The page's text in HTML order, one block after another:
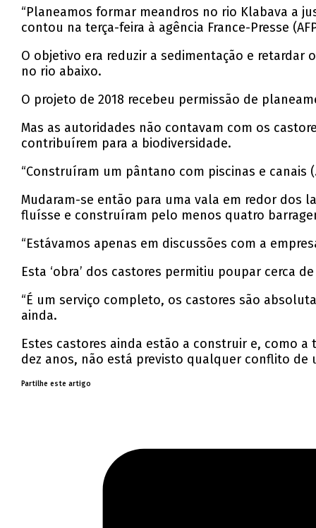
“Planeamos formar meandros no rio Klabava a
contou na terça-feira à agência France-Presse
O objetivo era reduzir a sedimentação e
no rio abaixo.
O projeto de 2018 recebeu permissão de
Mas as autoridades não contavam com os
contribuírem para a biodiversidade.
“Construíram um pântano com piscinas e canais
Mudaram-se então para uma vala em redor dos
fluísse e construíram pelo menos quatro
“Estávamos apenas em discussões com a
Esta ‘obra’ dos castores permitiu poupar cerca
“É um serviço completo, os castores são
ainda.
Estes castores ainda estão a construir e, como
dez anos, não está previsto qualquer conflito de
Partilhe este artigo